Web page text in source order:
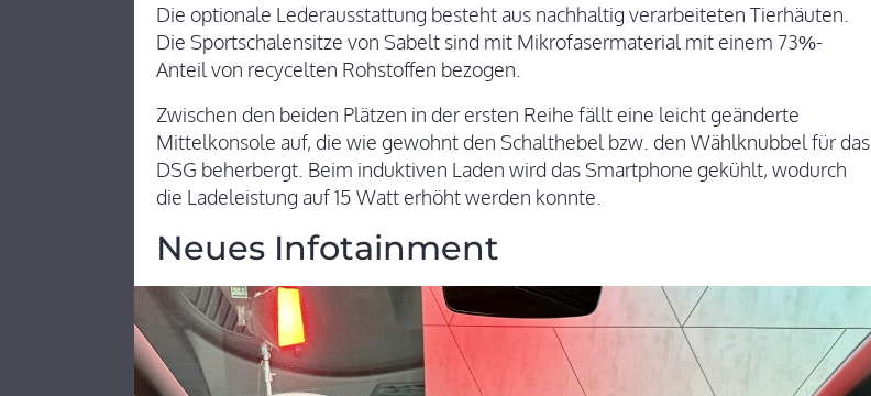
Die optionale Lederausstattung besteht aus nachhaltig verarbeiteten Tierhäuten.
Die Sportschalensitze von Sabelt sind mit Mikrofasermaterial mit einem 73%-
Anteil von recycelten Rohstoffen bezogen.
Zwischen den beiden Plätzen in der ersten Reihe fällt eine leicht geänderte
Mittelkonsole auf, die wie gewohnt den Schalthebel bzw. den Wählknubbel für das
DSG beherbergt. Beim induktiven Laden wird das Smartphone gekühlt, wodurch
die Ladeleistung auf 15 Watt erhöht werden konnte.
Neues Infotainment